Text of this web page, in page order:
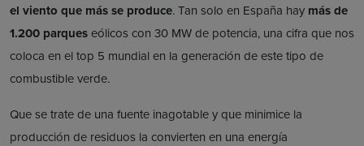
el viento que más se produce. Tan solo en España hay más de
1.200 parqueseólicos con 30 MW de potencia, una cifra que nos
coloca en el top 5 mundial en la generación de este tipo de
combustible verde.
Que se trate de una fuente inagotable y que minimice la
producción de residuos la convierten en una energía